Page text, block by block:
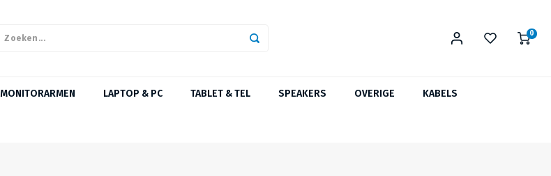
0
MONITORARMEN LAPTOP & PC TABLET & TEL SPEAKERS OVERIGE KABELS